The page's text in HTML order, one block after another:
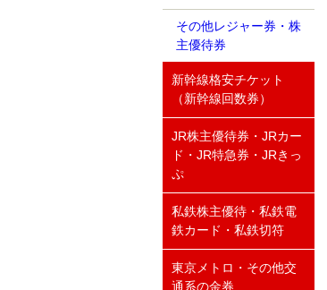
その他レジャー券・株
主優待券
新幹線格安チケット
（新幹線回数券）
JR株主優待券・JRカー
ド・JR特急券・JRきっ
ぷ
私鉄株主優待・私鉄電
鉄カード・私鉄切符
東京メトロ・その他交
通系の金券